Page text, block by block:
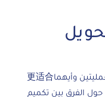
لمعرفة المزيد عن الفروقات الدقيقة بين العمليتين وأيهما更适合
حول الفرق بين تكميم